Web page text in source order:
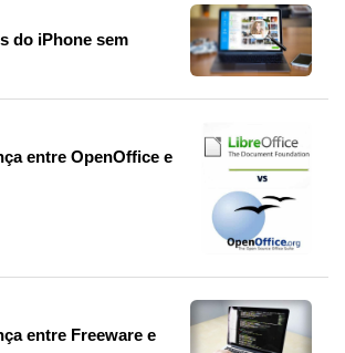
do iPhone sem
entre OpenOffice e
entre Freeware e